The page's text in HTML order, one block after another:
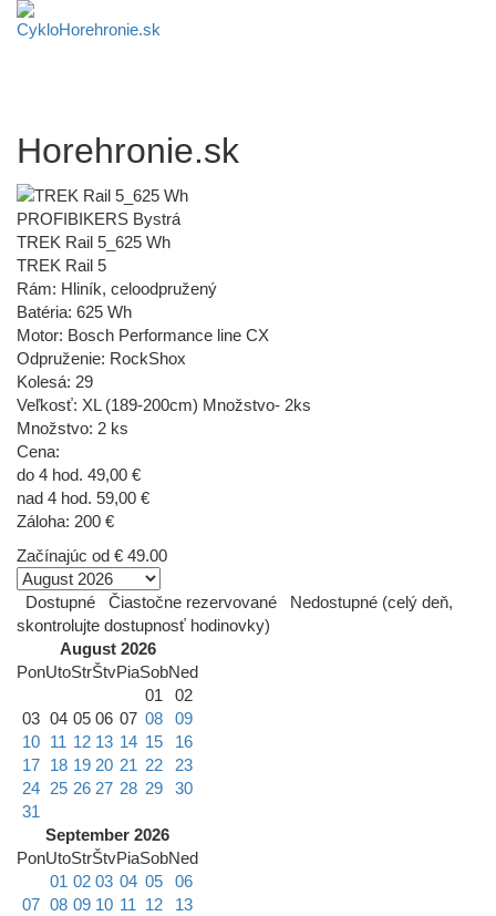
Horehronie.sk
PROFIBIKERS Bystrá
TREK Rail 5_625 Wh
TREK Rail 5
Rám: Hliník, celoodpružený
Batéria: 625 Wh
Motor: Bosch Performance line CX
Odpruženie: RockShox
Kolesá: 29
Veľkosť: XL (189-200cm) Množstvo- 2ks
Množstvo: 2 ks
Cena:
do 4 hod. 49,00 €
nad 4 hod. 59,00 €
Záloha: 200 €
Začínajúc od € 49.00
Dostupné Čiastočne rezervované
Nedostupné (celý deň,
skontrolujte dostupnosť hodinovky)
August 2026
PonUtoStrŠtvPiaSobNed
01
02
03 04 05 06 07 08
09
10 11 12 13 14 15
16
17 18 19 20 21 22
23
24 25 26 27 28 29
30
31
September 2026
PonUtoStrŠtvPiaSobNed
01 02 03 04 05
06
07 08 09 10 11 12
13